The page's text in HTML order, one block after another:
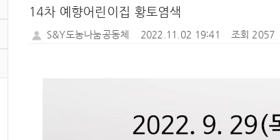
14차 예향어린이집 황토염색
S&Y도농나눔공동체 2022.11.02 19:41 조회 2057